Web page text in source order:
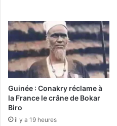
Guinée : Conakry réclame à
la France le crâne de Bokar
Biro
il y a 19 heures